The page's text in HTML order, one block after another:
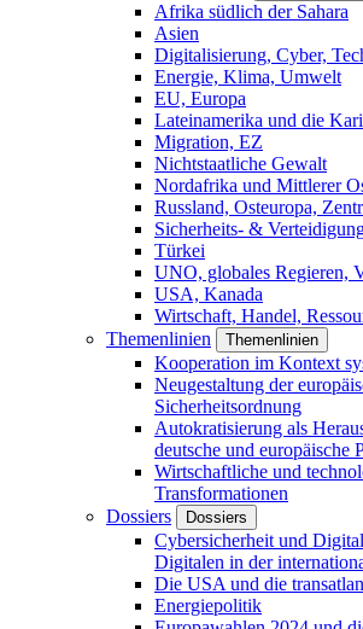
Afrika südlich der Sahara
Asien
Digitalisierung, Cyber,
Energie, Klima, Umwelt
EU, Europa
Lateinamerika und die
Migration, EZ
Nichtstaatliche Gewalt
Nordafrika und Mittlerer
Russland, Osteuropa,
Sicherheits- &
Türkei
UNO, globales Regieren,
USA, Kanada
Wirtschaft, Handel,
Themenlinien
Themenlinien
Kooperation im Kontext
Neugestaltung der
Sicherheitsordnung
Autokratisierung als
deutsche und europäische
Wirtschaftliche und
Transformationen
Dossiers
Dossiers
Cybersicherheit und
Digitalen in der
Die USA und die
Energiepolitik